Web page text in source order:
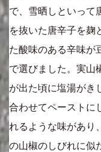
で、雪晒しといって
を抜いた唐辛子を麹
た酸味のある辛味が
で選びました。実山
が出た頃に塩湯がき
合わせてペーストに
れるような味があり
の山椒のしびれに似